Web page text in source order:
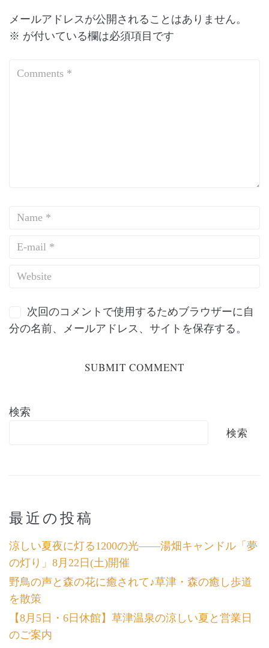
メールアドレスが公開されることはありません。
※ が付いている欄は必須項目です
次回のコメントで使用するためブラウザーに自
分の名前、メールアドレス、サイトを保存する。
検索
検索
最近の投稿
涼しい夏夜に灯る1200の光――湯畑キャンドル「夢
の灯り」8月22日(土)開催
野鳥の声と森の花に癒されて♪草津・森の癒し歩道
を散策
【8月5日・6日休館】草津温泉の涼しい夏と営業日
のご案内